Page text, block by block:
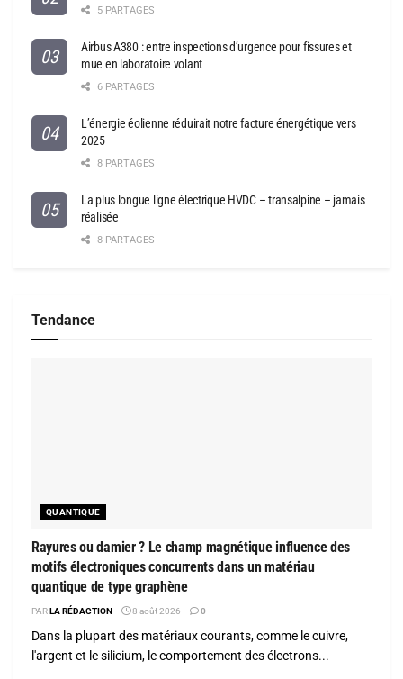
5 PARTAGES
Airbus A380 : entre inspections d’urgence pour fissures et
mue en laboratoire volant
6 PARTAGES
L’énergie éolienne réduirait notre facture énergétique vers
2025
8 PARTAGES
La plus longue ligne électrique HVDC – transalpine – jamais
réalisée
8 PARTAGES
Tendance
QUANTIQUE
Rayures ou damier ? Le champ magnétique influence des
motifs électroniques concurrents dans un matériau
quantique de type graphène
PARLA RÉDACTION 8 août 2026 0
Dans la plupart des matériaux courants, comme le cuivre,
l'argent et le silicium, le comportement des électrons...